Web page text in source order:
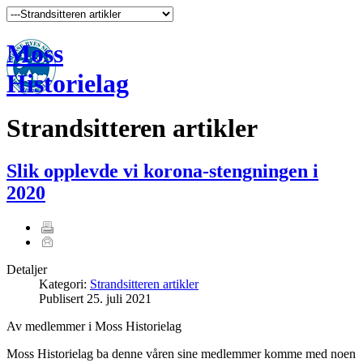
Moss
Historielag
Strandsitteren artikler
Slik opplevde vi korona-stengningen i
2020
Detaljer
Kategori: Strandsitteren artikler
Publisert 25. juli 2021
Av medlemmer i Moss Historielag
Moss Historielag ba denne våren sine medlemmer komme med noen